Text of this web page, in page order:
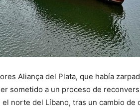
Aliança del Plata, que había
sometido a un proceso de
norte del Líbano, tras un cambio de